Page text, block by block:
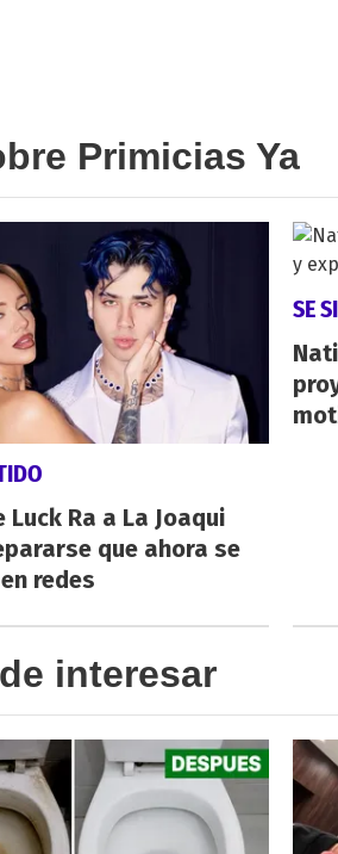
Primicias Ya
Luck Ra a La Joaqui
que ahora se
redes
SE
interesar